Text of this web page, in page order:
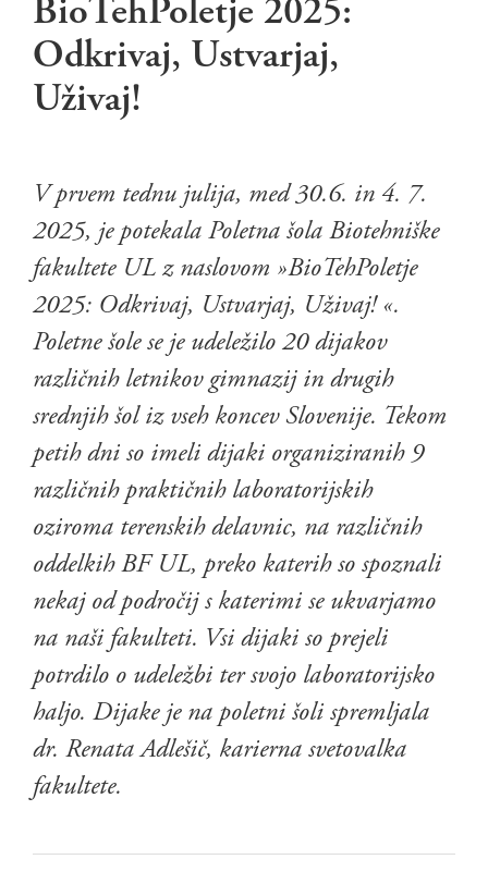
BioTehPoletje 2025:
Odkrivaj, Ustvarjaj,
Uživaj!
V prvem tednu julija, med 30.6. in 4. 7.
2025, je potekala Poletna šola Biotehniške
fakultete UL z naslovom »BioTehPoletje
2025: Odkrivaj, Ustvarjaj, Uživaj! «.
Poletne šole se je udeležilo 20 dijakov
različnih letnikov gimnazij in drugih
srednjih šol iz vseh koncev Slovenije. Tekom
petih dni so imeli dijaki organiziranih 9
različnih praktičnih laboratorijskih
oziroma terenskih delavnic, na različnih
oddelkih BF UL, preko katerih so spoznali
nekaj od področij s katerimi se ukvarjamo
na naši fakulteti. Vsi dijaki so prejeli
potrdilo o udeležbi ter svojo laboratorijsko
haljo. Dijake je na poletni šoli spremljala
dr. Renata Adlešič, karierna svetovalka
fakultete.